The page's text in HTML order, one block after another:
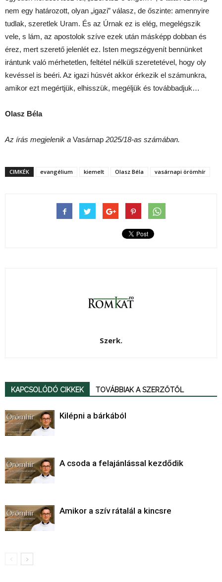
nem egy határozott, olyan „igazi” válasz, de őszinte: amennyire
tudlak, szeretlek Uram. És az Úrnak ez is elég, megelégszik
vele, s lám, az apostolok szíve ezek után másképp dobban és
érez, mert szerető jelenlét ez. Isten megszégyenít bennünket
irántunk való mérhetetlen, feltétel nélküli szeretetével, hogy oly
kevéssel is beéri. Az igazi húsvét akkor érkezik el számunkra,
amikor ezt megértjük, elhisszük, megéljük és továbbadjuk…
Olasz Béla
Az írás megjelenik a Vasárnap 2025/18-as számában.
CIMKÉK evangélium kiemelt Olasz Béla vasárnapi örömhír
Szerk.
KAPCSOLÓDÓ CIKKEK TOVÁBBIAK A SZERZŐTŐL
Kilépni a bárkából
A csoda a felajánlással kezdődik
Amikor a szív rátalál a kincsre